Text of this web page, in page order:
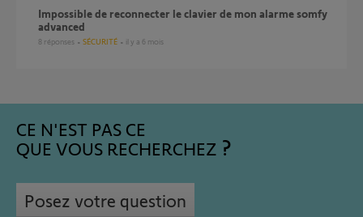
Impossible de reconnecter le clavier de mon alarme somfy
advanced
8 réponses SÉCURITÉ il y a 6 mois
CE N'EST PAS CE
QUE VOUS RECHERCHEZ
Posez votre question